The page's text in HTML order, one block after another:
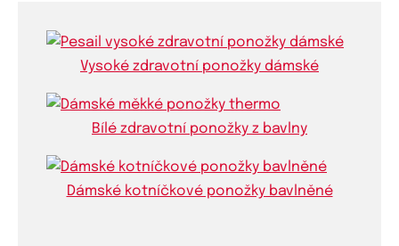
Vysoké zdravotní ponožky dámské
Bílé zdravotní ponožky z bavlny
Dámské kotníčkové ponožky bavlněné